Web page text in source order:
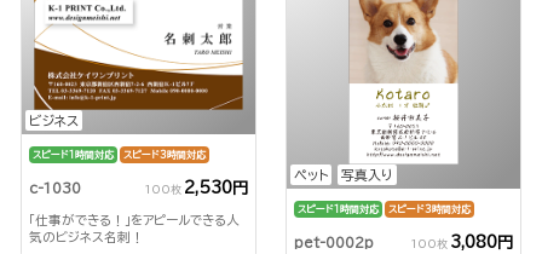
ビジネス
スピード1時間対応 スピード3時間対応
c-1030 100枚 2,530円
「仕事ができる！」をアピールできる人
気のビジネス名刺！
ペット 写真入り
スピード1時間対応 スピード3時間対応
pet-0002p 100枚 3,080円